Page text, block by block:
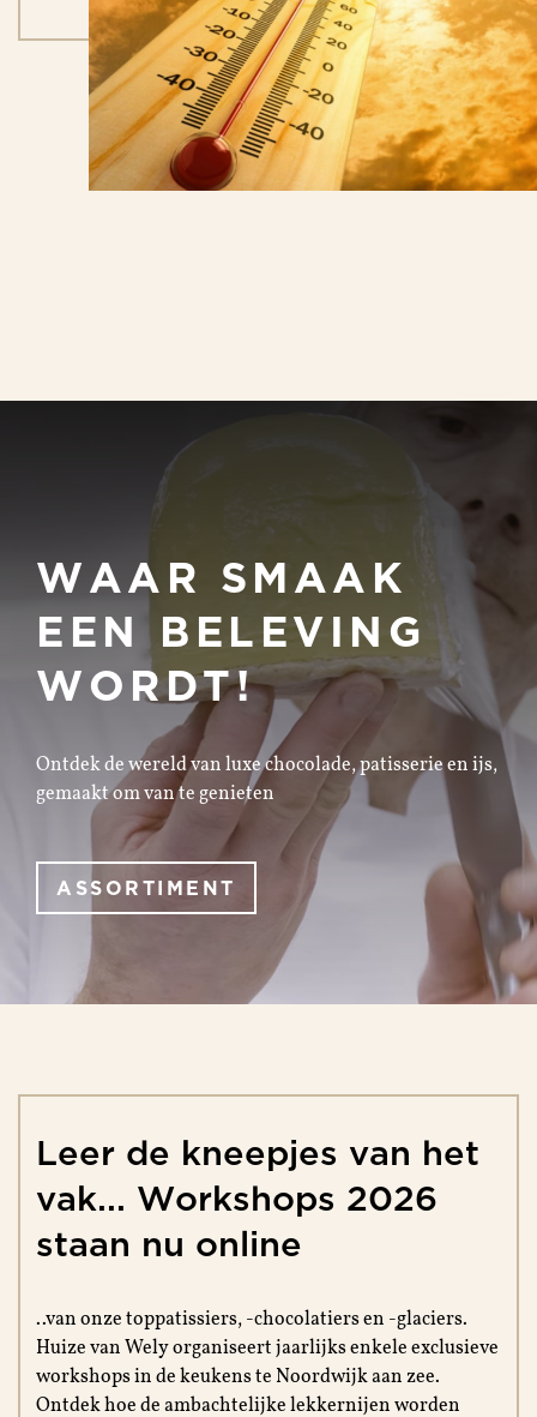
WAAR SMAAK
EEN BELEVING
WORDT!
Ontdek de wereld van luxe chocolade, patisserie en ijs,
gemaakt om van te genieten
ASSORTIMENT
Leer de kneepjes van het
vak... Workshops 2026
staan nu online
..van onze toppatissiers, -chocolatiers en -glaciers.
Huize van Wely organiseert jaarlijks enkele exclusieve
workshops in de keukens te Noordwijk aan zee.
Ontdek hoe de ambachtelijke lekkernijen worden